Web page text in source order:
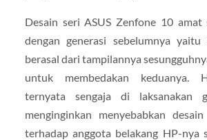
Desain seri ASUS Zenfone 10 amat
dengan generasi sebelumnya
berasal dari tampilannya
untuk membedakan keduanya.
ternyata sengaja di laksanakan
menginginkan menyebabkan
terhadap anggota belakang HP-nya